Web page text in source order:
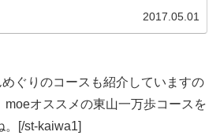
2017.05.01
ぐりのコースも紹介していますの
moeオススメの東山一万歩コースを
。[/st-kaiwa1]